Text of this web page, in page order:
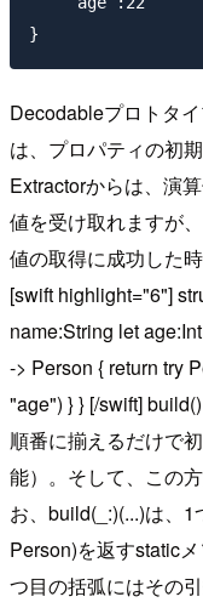
Decodableプロトタ
は、プロパティの初
Extractorからは、演
値を受け取れますが
値の取得に成功した
[swift highlight="6"]
name:String let
-> Person { return try
"age") } } [/swift]
順番に揃えるだけで
能）。そして、この
お、build(_:)(...)は、1
Person)を返すstatic
つ目の括弧にはその